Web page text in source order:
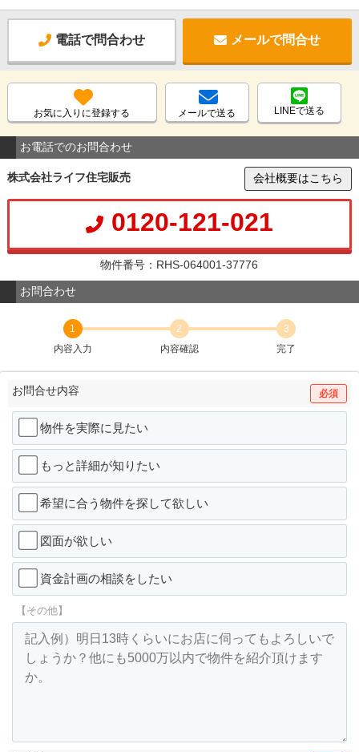
電話で問合わせ メールで問合せ
お気に入りに登録する メールで送る LINEで送る
お電話でのお問合わせ
株式会社ライフ住宅販売 会社概要はこちら
0120-121-021
物件番号：RHS-064001-37776
お問合わせ
1
内容入力
2
内容確認
3
完了
お問合せ内容 必須
物件を実際に見たい
もっと詳細が知りたい
希望に合う物件を探して欲しい
図面が欲しい
資金計画の相談をしたい
【その他】